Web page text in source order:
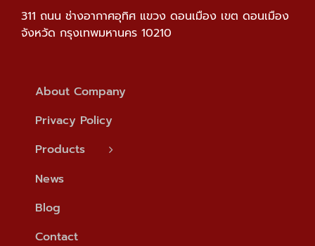
311 ถนน ช่างอากาศอุทิศ แขวง ดอนเมือง เขต ดอนเมือง
จังหวัด กรุงเทพมหานคร 10210
About Company
Privacy Policy
Products
News
Blog
Contact